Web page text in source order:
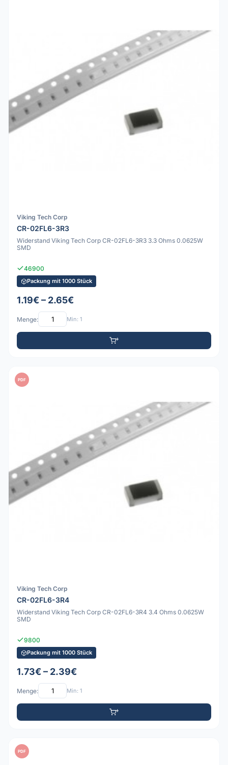
Viking Tech Corp
CR-02FL6-3R3
Widerstand Viking Tech Corp CR-02FL6-3R3 3.3 Ohms 0.0625W
SMD
46900
Packung mit 1000 Stück
1.19€ – 2.65€
Menge: Min: 1
PDF
Viking Tech Corp
CR-02FL6-3R4
Widerstand Viking Tech Corp CR-02FL6-3R4 3.4 Ohms 0.0625W
SMD
9800
Packung mit 1000 Stück
1.73€ – 2.39€
Menge: Min: 1
PDF